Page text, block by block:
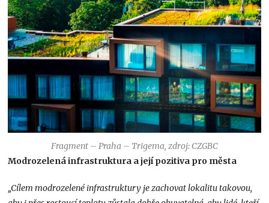
Fragment – Praha – Trigema, zdroj: CZGBC
Modrozelená infrastruktura a její pozitiva pro města
„Cílem modrozelené infrastruktury je zachovat lokalitu takovou,